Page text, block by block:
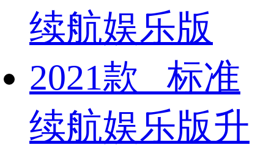
续航娱乐版
2021款 标准
续航娱乐版升